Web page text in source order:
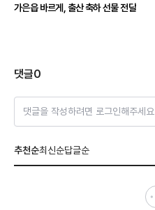
가은읍 바르게, 출산 축하 선물 전달
댓글0
댓글을 작성하려면 로그인해주세요
추천순최신순답글순